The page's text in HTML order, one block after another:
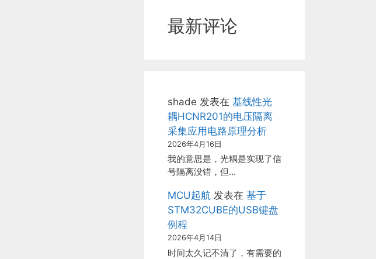
最新评论
shade 发表在 基线性光
耦HCNR201的电压隔离
采集应用电路原理分析
2026年4月16日
我的意思是，光耦是实现了信
号隔离没错，但…
MCU起航 发表在 基于
STM32CUBE的USB键盘
例程
2026年4月14日
时间太久记不清了，有需要的